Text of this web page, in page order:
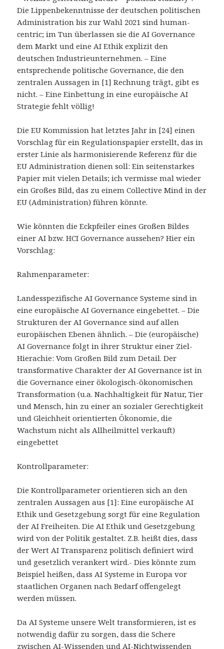
Die Lippenbekenntnisse der deutschen politischen
Administration bis zur Wahl 2021 sind human-
centric; im Tun überlassen sie die AI Governance
dem Markt und eine AI Ethik explizit den
deutschen Industrieunternehmen. – Eine
entsprechende politische Governance, die den
zentralen Aussagen in [1] Rechnung trägt, gibt es
nicht. – Eine Einbettung in eine europäische AI
Strategie fehlt völlig!
Die EU Kommission hat letztes Jahr in [24] einen
Vorschlag für ein Regulationspapier erstellt, das in
erster Linie als harmonisierende Referenz für die
EU Administration dienen soll: Ein seitenstarkes
Papier mit vielen Details; ich vermisse mal wieder
ein Großes Bild, das zu einem Collective Mind in der
EU (Administration) führen könnte.
Wie könnten die Eckpfeiler eines Großen Bildes
einer AI bzw. HCI Governance aussehen? Hier ein
Vorschlag:
Rahmenparameter:
Landesspezifische AI Governance Systeme sind in
eine europäische AI Governance eingebettet. – Die
Strukturen der AI Governance sind auf allen
europäischen Ebenen ähnlich. – Die (europäische)
AI Governance folgt in ihrer Struktur einer Ziel-
Hierachie: Vom Großen Bild zum Detail. Der
transformative Charakter der AI Governance ist in
die Governance einer ökologisch-ökonomischen
Transformation (u.a. Nachhaltigkeit für Natur, Tier
und Mensch, hin zu einer an sozialer Gerechtigkeit
und Gleichheit orientierten Ökonomie, die
Wachstum nicht als Allheilmittel verkauft)
eingebettet
Kontrollparameter:
Die Kontrollparameter orientieren sich an den
zentralen Aussagen aus [1]: Eine europäische AI
Ethik und Gesetzgebung sorgt für eine Regulation
der AI Freiheiten. Die AI Ethik und Gesetzgebung
wird von der Politik gestaltet. Z.B. heißt dies, dass
der Wert AI Transparenz politisch definiert wird
und gesetzlich verankert wird.- Dies könnte zum
Beispiel heißen, dass AI Systeme in Europa vor
staatlichen Organen nach Bedarf offengelegt
werden müssen.
Da AI Systeme unsere Welt transformieren, ist es
notwendig dafür zu sorgen, dass die Schere
zwischen AI-Wissenden und AI-Nichtwissenden